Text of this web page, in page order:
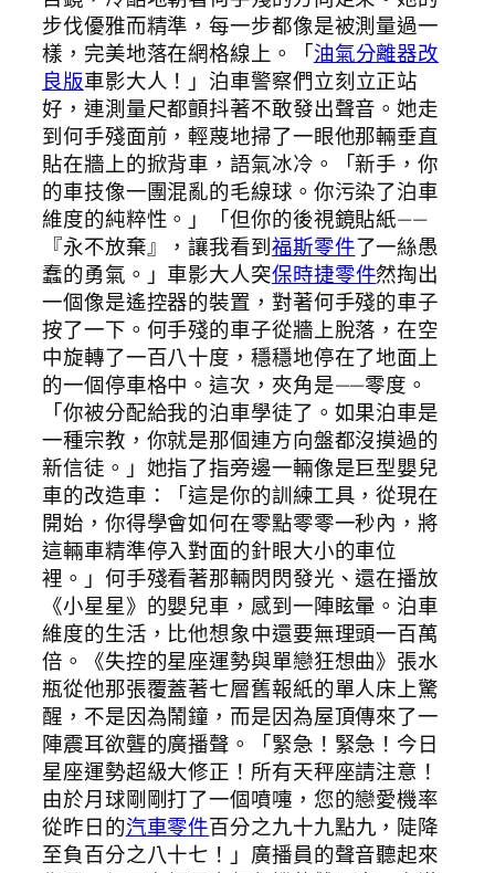
步伐優雅而精準，每一步都像是被測量過一
樣，完美地落在網格線上。「油氣分離器改
良版車影大人！」泊車警察們立刻立正站
好，連測量尺都顫抖著不敢發出聲音。她走
到何手殘面前，輕蔑地掃了一眼他那輛垂直
貼在牆上的掀背車，語氣冰冷。「新手，你
的車技像一團混亂的毛線球。你污染了泊車
維度的純粹性。」「但你的後視鏡貼紙——
『永不放棄』，讓我看到福斯零件了一絲愚
蠢的勇氣。」車影大人突保時捷零件然掏出
一個像是遙控器的裝置，對著何手殘的車子
按了一下。何手殘的車子從牆上脫落，在空
中旋轉了一百八十度，穩穩地停在了地面上
的一個停車格中。這次，夾角是——零度。
「你被分配給我的泊車學徒了。如果泊車是
一種宗教，你就是那個連方向盤都沒摸過的
新信徒。」她指了指旁邊一輛像是巨型嬰兒
車的改造車：「這是你的訓練工具，從現在
開始，你得學會如何在零點零零一秒內，將
這輛車精準停入對面的針眼大小的車位
裡。」何手殘看著那輛閃閃發光、還在播放
《小星星》的嬰兒車，感到一陣眩暈。泊車
維度的生活，比他想象中還要無理頭一百萬
倍。《失控的星座運勢與單戀狂想曲》張水
瓶從他那張覆蓋著七層舊報紙的單人床上驚
醒，不是因為鬧鐘，而是因為屋頂傳來了一
陣震耳欲聾的廣播聲。「緊急！緊急！今日
星座運勢超級大修正！所有天秤座請注意！
由於月球剛剛打了一個噴嚏，您的戀愛機率
從昨日的汽車零件百分之九十九點九，陡降
至負百分之八十七！」廣播員的聲音聽起來